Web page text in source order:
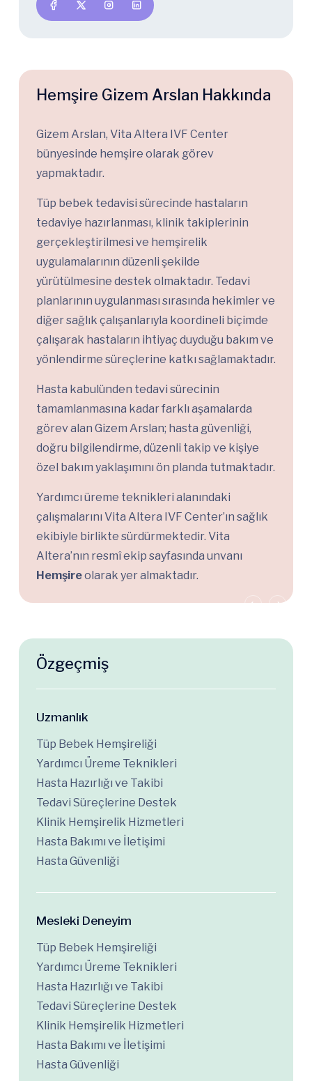
Hemşire Gizem Arslan Hakkında
Gizem Arslan, Vita Altera IVF Center
bünyesinde hemşire olarak görev
yapmaktadır.
Tüp bebek tedavisi sürecinde hastaların
tedaviye hazırlanması, klinik takiplerinin
gerçekleştirilmesi ve hemşirelik
uygulamalarının düzenli şekilde
yürütülmesine destek olmaktadır. Tedavi
planlarının uygulanması sırasında hekimler ve
diğer sağlık çalışanlarıyla koordineli biçimde
çalışarak hastaların ihtiyaç duyduğu bakım ve
yönlendirme süreçlerine katkı sağlamaktadır.
Hasta kabulünden tedavi sürecinin
tamamlanmasına kadar farklı aşamalarda
görev alan Gizem Arslan; hasta güvenliği,
doğru bilgilendirme, düzenli takip ve kişiye
özel bakım yaklaşımını ön planda tutmaktadır.
Yardımcı üreme teknikleri alanındaki
çalışmalarını Vita Altera IVF Center’ın sağlık
ekibiyle birlikte sürdürmektedir. Vita
Altera’nın resmî ekip sayfasında unvanı
Hemşireolarak yer almaktadır.
Özgeçmiş
Uzmanlık
Tüp Bebek Hemşireliği
Yardımcı Üreme Teknikleri
Hasta Hazırlığı ve Takibi
Tedavi Süreçlerine Destek
Klinik Hemşirelik Hizmetleri
Hasta Bakımı ve İletişimi
Hasta Güvenliği
Mesleki Deneyim
Tüp Bebek Hemşireliği
Yardımcı Üreme Teknikleri
Hasta Hazırlığı ve Takibi
Tedavi Süreçlerine Destek
Klinik Hemşirelik Hizmetleri
Hasta Bakımı ve İletişimi
Hasta Güvenliği